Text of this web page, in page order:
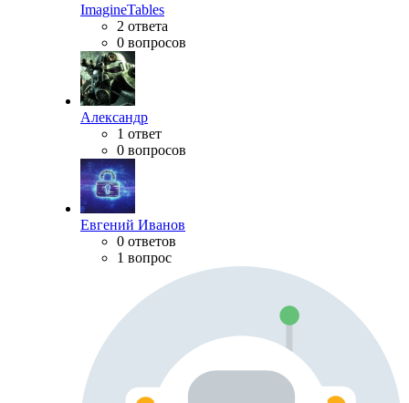
ImagineTables
2 ответа
0 вопросов
Александр
1 ответ
0 вопросов
Евгений Иванов
0 ответов
1 вопрос